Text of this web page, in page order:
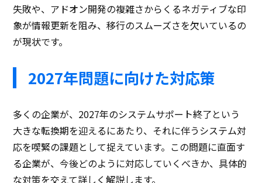
失敗や、アドオン開発の複雑さからくるネガティブな印
象が情報更新を阻み、移行のスムーズさを欠いているの
が現状です。
2027年問題に向けた対応策
多くの企業が、2027年のシステムサポート終了という
大きな転換期を迎えるにあたり、それに伴うシステム対
応を喫緊の課題として捉えています。この問題に直面す
る企業が、今後どのように対応していくべきか、具体的
な対策を交えて詳しく解説します。